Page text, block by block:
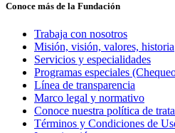
Conoce más de la Fundación
Trabaja con nosotros
Misión, visión, valores, historia
Servicios y especialidades
Programas especiales
Línea de transparencia
Marco legal y normativo
Conoce nuestra política de
Términos y Condiciones de